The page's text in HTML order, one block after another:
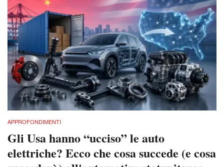
APPROFONDIMENTI
Gli Usa hanno “ucciso” le auto
elettriche? Ecco che cosa succede (e cosa